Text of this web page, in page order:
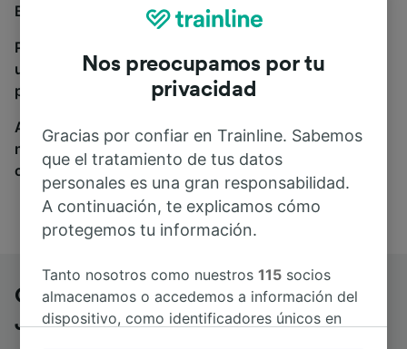
Bordeaux St-Jean, estás en el sitio adecuado.
Para encontrar billetes de autobús, simplemente haz
una búsqueda y nosotros compararemos horarios y
precios tanto de tren como de autobús.
A donde quiera que vayas, tu viaje empieza con
nosotros. Encuentra billetes de más de 170
compañías de tren y autobús.
Oporto Campanha a Bordeaux St-
Jean en autobús
Nos preocupamos por tu
privacidad
Gracias por confiar en Trainline. Sabemos
que el tratamiento de tus datos
personales es una gran responsabilidad.
A continuación, te explicamos cómo
protegemos tu información.
Tanto nosotros como nuestros115 socios
almacenamos o accedemos a información del
dispositivo, como identificadores únicos en